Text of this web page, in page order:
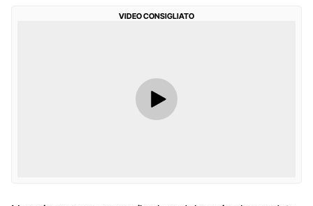
VIDEO CONSIGLIATO